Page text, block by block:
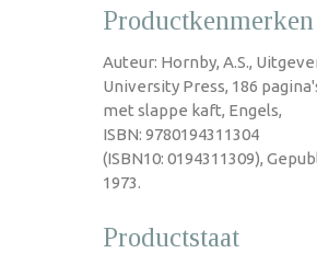
Productkenmerken
Auteur: Hornby, A.S.,
University Press, 186
met slappe kaft, Engels,
ISBN: 9780194311304
(ISBN10: 0194311309),
1973.
Productstaat